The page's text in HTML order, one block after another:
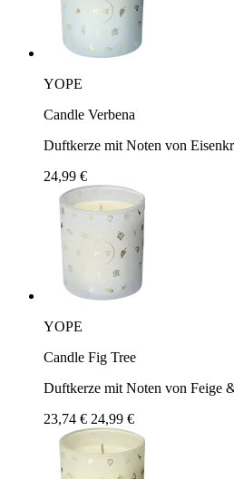
YOPE
Candle Verbena
Duftkerze mit Noten von
24,99 €
YOPE
Candle Fig Tree
Duftkerze mit Noten von Feige
23,74 € 24,99 €